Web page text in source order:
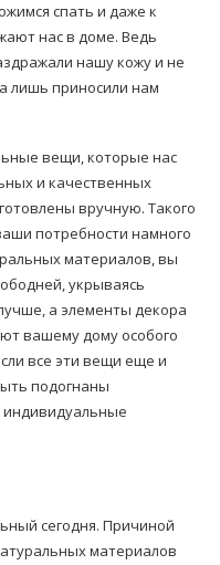
спать и даже к
нас в доме. Ведь
нашу кожу и не
лишь приносили нам
вещи, которые нас
и качественных
вручную. Такого
потребности намного
материалов, вы
укрываясь
а элементы декора
вашему дому особого
все эти вещи еще и
подогнаны
сегодня. Причиной
материалов